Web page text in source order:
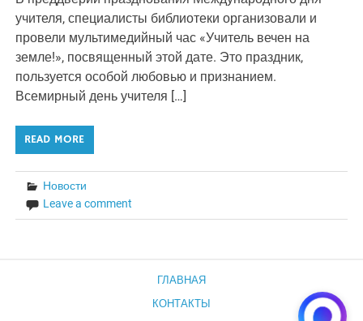
учителя, специалисты библиотеки организовали и
провели мультимедийный час «Учитель вечен на
земле!», посвященный этой дате. Это праздник,
пользуется особой любовью и признанием.
Всемирный день учителя […]
READ MORE
Новости
Leave a comment
ГЛАВНАЯ
КОНТАКТЫ